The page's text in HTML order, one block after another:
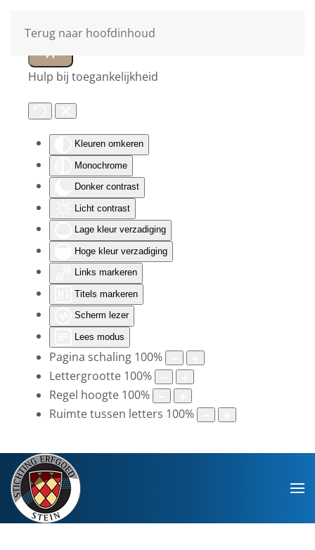
Hulp bij toegankelijkheid
Kleuren omkeren
Monochrome
Donker contrast
Licht contrast
Lage kleur verzadiging
Hoge kleur verzadiging
Links markeren
Titels markeren
Scherm lezer
Lees modus
Pagina schaling 100%
Lettergrootte 100%
Regel hoogte 100%
Ruimte tussen letters 100%
Terug naar hoofdinhoud